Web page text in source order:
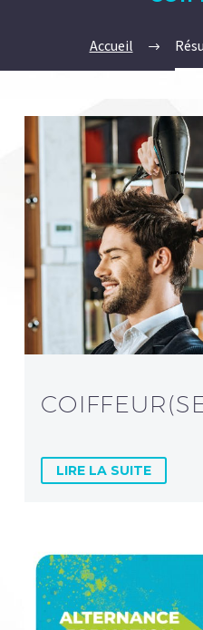
Accueil
LIRE LA SUITE